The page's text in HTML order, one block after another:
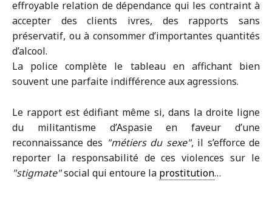
effroyable relation de dépendance qui les contraint à
accepter des clients ivres, des rapports sans
préservatif, ou à consommer d’importantes quantités
d’alcool.
La police complète le tableau en affichant bien
souvent une parfaite indifférence aux agressions.
Le rapport est édifiant même si, dans la droite ligne
du militantisme d’Aspasie en faveur d’une
reconnaissance des
métiers du sexe , il s’efforce de
reporter la responsabilité de ces violences sur le
stigmate social qui entoure la prostitution…